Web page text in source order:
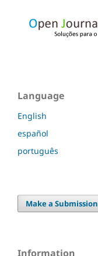
Language
English
español
português
Make a Submission
Information